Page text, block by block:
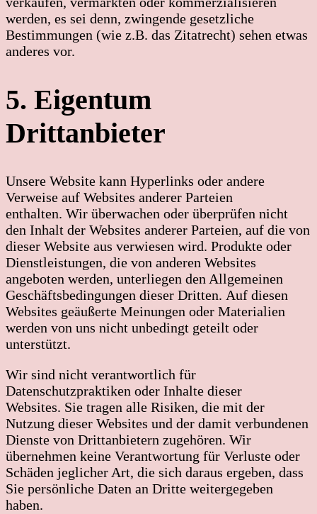
werden, es sei denn, zwingende gesetzliche
Bestimmungen (wie z.B. das Zitatrecht) sehen etwas
anderes vor.
5. Eigentum
Drittanbieter
Unsere Website kann Hyperlinks oder andere
Verweise auf Websites anderer Parteien
enthalten. Wir überwachen oder überprüfen nicht
den Inhalt der Websites anderer Parteien, auf die von
dieser Website aus verwiesen wird. Produkte oder
Dienstleistungen, die von anderen Websites
angeboten werden, unterliegen den Allgemeinen
Geschäftsbedingungen dieser Dritten. Auf diesen
Websites geäußerte Meinungen oder Materialien
werden von uns nicht unbedingt geteilt oder
unterstützt.
Wir sind nicht verantwortlich für
Datenschutzpraktiken oder Inhalte dieser
Websites. Sie tragen alle Risiken, die mit der
Nutzung dieser Websites und der damit verbundenen
Dienste von Drittanbietern zugehören. Wir
übernehmen keine Verantwortung für Verluste oder
Schäden jeglicher Art, die sich daraus ergeben, dass
Sie persönliche Daten an Dritte weitergegeben
haben.